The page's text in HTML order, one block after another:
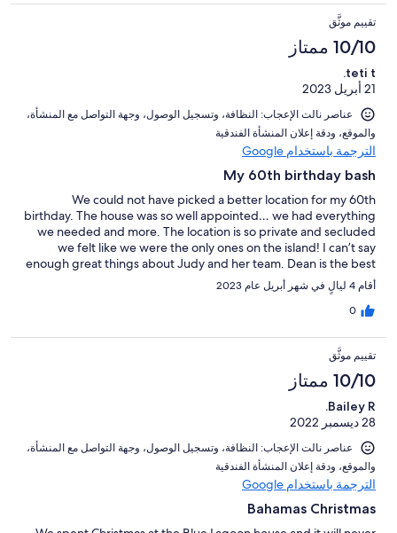
تقييم موثَّق
10/10 ممتاز
teti t.
21 أبريل 2023
عناصر نالت الإعجاب: ⁦النظافة⁩، و⁦تسجيل الوصول⁩، و⁦جهة التواصل مع المنشأة⁩،
و⁦الموقع⁩، و⁦دقة إعلان المنشأة الفندقية⁩
الترجمة باستخدام Google
My 60th birthday bash
We could not have picked a better location for my 60th
birthday. The house was so well appointed… we had everything
we needed and more. The location is so private and secluded
we felt like we were the only ones on the island! I can’t say
enough great things about Judy and her team. Dean is the best
host on the island. Can’t wait to go back Teri
أقام 4 ليالٍ في شهر أبريل عام 2023
0
تقييم موثَّق
10/10 ممتاز
Bailey R.
28 ديسمبر 2022
عناصر نالت الإعجاب: ⁦النظافة⁩، و⁦تسجيل الوصول⁩، و⁦جهة التواصل مع المنشأة⁩،
و⁦الموقع⁩، و⁦دقة إعلان المنشأة الفندقية⁩
الترجمة باستخدام Google
Bahamas Christmas